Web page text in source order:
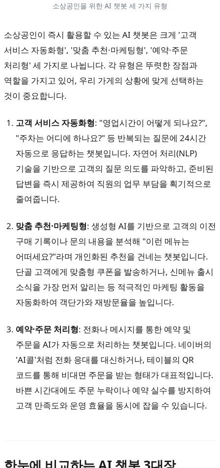
소상공인을 위한 AI 챗봇 세 가지 유형
소상공인이 즉시 활용할 수 있는 AI 챗봇은 크게 '고객
서비스 자동화형', '맞춤 추천·마케팅형', '예약·주문
처리형' 세 가지로 나뉩니다. 각 유형은 뚜렷한 장점과
역할을 가지고 있어, 우리 가게의 상황에 맞게 선택하는
것이 중요합니다.
고객 서비스 자동화형: "영업시간이 어떻게 되나요?",
"주차는 어디에 하나요?" 등 반복되는 질문에 24시간
자동으로 응답하는 챗봇입니다. 자연어 처리(NLP)
기술을 기반으로 고객의 질문 의도를 파악하고, 준비된
답변을 즉시 제공하여 직원의 업무 부담을 획기적으로
줄여줍니다.
맞춤 추천·마케팅형: 생성형 AI를 기반으로 고객의 이전
구매 기록이나 문의 내용을 분석해 "이런 메뉴는
어떠세요?"라며 개인화된 추천을 건네는 챗봇입니다.
단골 고객에게 맞춤형 쿠폰을 발송하거나, 신메뉴 출시
소식을 가장 먼저 알리는 등 적극적인 마케팅 활동을
자동화하여 객단가와 재방문율을 높입니다.
예약·주문 처리형: 전화나 메시지를 통한 예약 및
주문을 AI가 자동으로 처리하는 챗봇입니다. 네이버의
'AI콜'처럼 전화 응대를 대신하거나, 테이블의 QR
코드를 통해 비대면 주문을 받는 형태가 대표적입니다.
바쁜 시간대에도 주문 누락이나 예약 실수를 방지하여
고객 만족도와 운영 효율을 동시에 잡을 수 있습니다.